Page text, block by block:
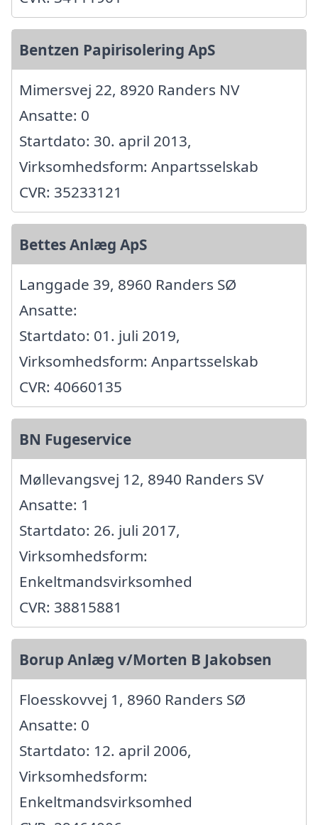
Bentzen Papirisolering ApS
Mimersvej 22, 8920 Randers NV
Ansatte: 0
Startdato: 30. april 2013,
Virksomhedsform: Anpartsselskab
CVR: 35233121
Bettes Anlæg ApS
Langgade 39, 8960 Randers SØ
Ansatte:
Startdato: 01. juli 2019,
Virksomhedsform: Anpartsselskab
CVR: 40660135
BN Fugeservice
Møllevangsvej 12, 8940 Randers SV
Ansatte: 1
Startdato: 26. juli 2017,
Virksomhedsform:
Enkeltmandsvirksomhed
CVR: 38815881
Borup Anlæg v/Morten B Jakobsen
Floesskovvej 1, 8960 Randers SØ
Ansatte: 0
Startdato: 12. april 2006,
Virksomhedsform:
Enkeltmandsvirksomhed